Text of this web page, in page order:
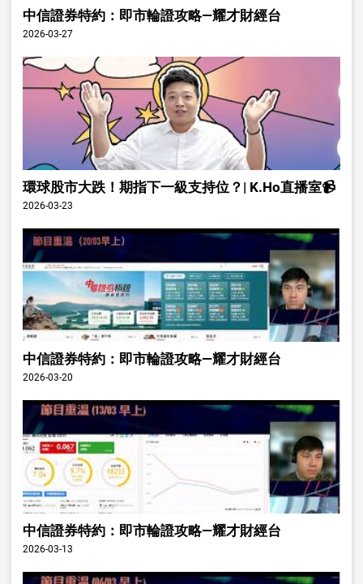
中信證券特約：即市輪證攻略—耀才財經台
2026-03-27
環球股市大跌！期指下一級支持位？| K.Ho直播室📹
2026-03-23
中信證券特約：即市輪證攻略—耀才財經台
2026-03-20
中信證券特約：即市輪證攻略—耀才財經台
2026-03-13